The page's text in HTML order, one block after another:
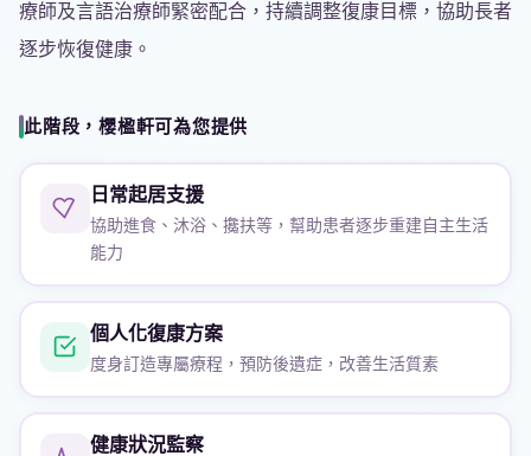
療師及言語治療師緊密配合，持續調整復康目標，協助長者
逐步恢復健康。
此階段，櫻楹軒可為您提供
日常起居支援
協助進食、沐浴、攙扶等，幫助患者逐步重建自主生活
能力
個人化復康方案
度身訂造專屬療程，預防後遺症，改善生活質素
健康狀況監察